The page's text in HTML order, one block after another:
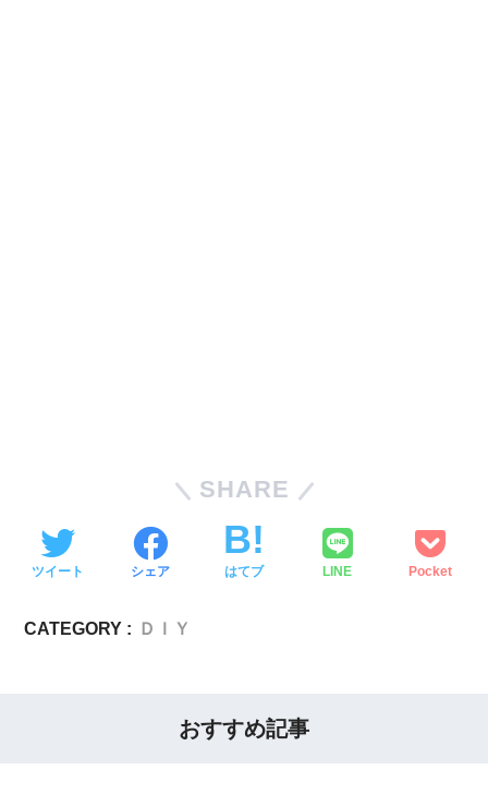
SHARE
ツイート シェア はてブ LINE Pocket
CATEGORY : ＤＩＹ
おすすめ記事